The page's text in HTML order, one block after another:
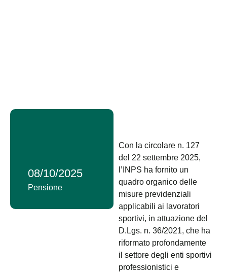
08/10/2025
Pensione
Con la circolare n. 127
del 22 settembre 2025,
l’INPS ha fornito un
quadro organico delle
misure previdenziali
applicabili ai lavoratori
sportivi, in attuazione del
D.Lgs. n. 36/2021, che ha
riformato profondamente
il settore degli enti sportivi
professionistici e